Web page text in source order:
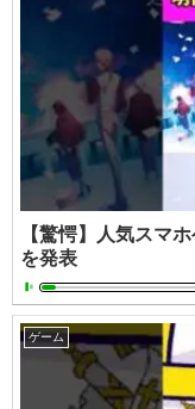
【驚愕】人気スマ
を発表
ゲーム